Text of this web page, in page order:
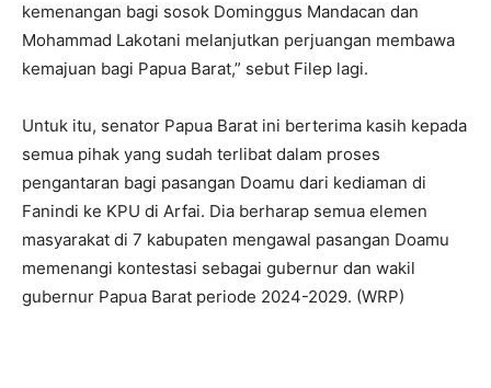
kemenangan bagi sosok Dominggus Mandacan dan
Mohammad Lakotani melanjutkan perjuangan membawa
kemajuan bagi Papua Barat,” sebut Filep lagi.
Untuk itu, senator Papua Barat ini berterima kasih kepada
semua pihak yang sudah terlibat dalam proses
pengantaran bagi pasangan Doamu dari kediaman di
Fanindi ke KPU di Arfai. Dia berharap semua elemen
masyarakat di 7 kabupaten mengawal pasangan Doamu
memenangi kontestasi sebagai gubernur dan wakil
gubernur Papua Barat periode 2024-2029. (WRP)